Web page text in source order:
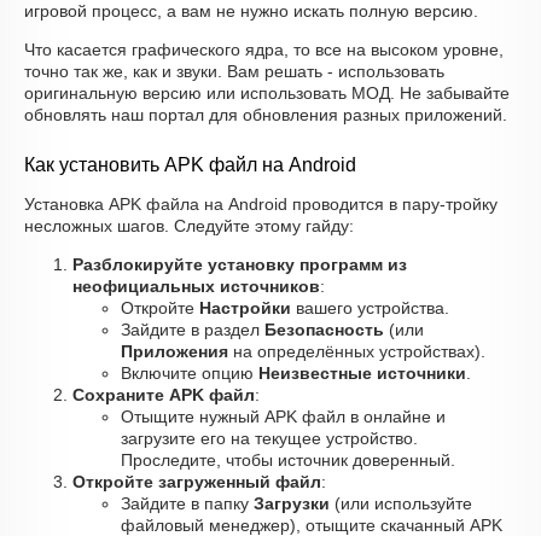
игровой процесс, а вам не нужно искать полную версию.
Что касается графического ядра, то все на высоком уровне,
точно так же, как и звуки. Вам решать - использовать
оригинальную версию или использовать МОД. Не забывайте
обновлять наш портал для обновления разных приложений.
Как установить APK файл на Android
Установка APK файла на Android проводится в пару-тройку
несложных шагов. Следуйте этому гайду:
Разблокируйте установку программ из
неофициальных источников:
Откройте Настройки вашего устройства.
Зайдите в раздел Безопасность (или
Приложения на определённых устройствах).
Включите опцию Неизвестные источники
Сохраните APK файл:
Отыщите нужный APK файл в онлайне и
загрузите его на текущее устройство.
Проследите, чтобы источник доверенный.
Откройте загруженный файл:
Зайдите в папку Загрузки (или используйте
файловый менеджер), отыщите скачанный APK